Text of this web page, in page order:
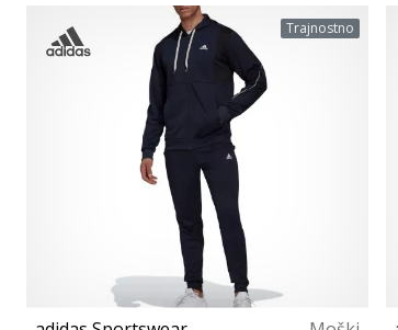
Univerzalna velikost Trajnostno